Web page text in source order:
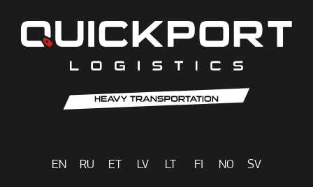
EN RU ET LV LT FI NO SV